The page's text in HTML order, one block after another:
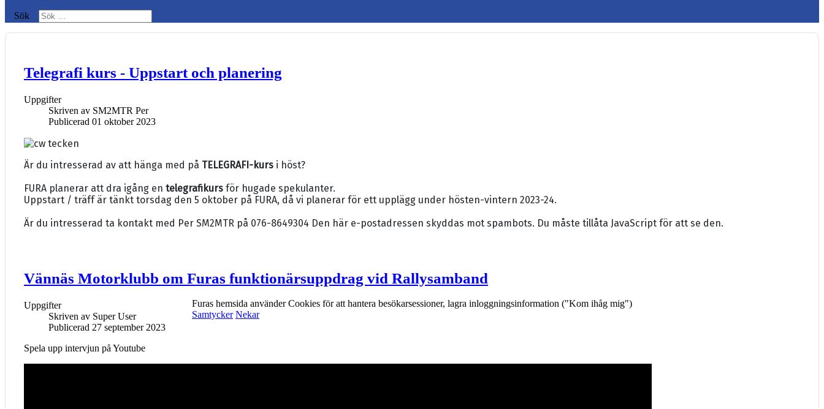
Sök
Telegrafi kurs - Uppstart och planering
Uppgifter
Skriven av SM2MTR Per
Publicerad 01 oktober 2023
Är du intresserad av att hänga med på TELEGRAFI-kurs i höst?
FURA planerar att dra igång en telegrafikurs för hugade spekulanter.
Uppstart / träff är tänkt torsdag den 5 oktober på FURA, då vi planerar för ett upplägg under hösten-vintern 2023-24.
Är du intresserad ta kontakt med Per SM2MTR på 076-8649304 Den här e-postadressen skyddas mot spambots. Du måste tillåta JavaScript för att se den.
Vännäs Motorklubb om Furas funktionärsuppdrag vid Rallysamband
Uppgifter
Skriven av Super User
Publicerad 27 september 2023
Spela upp intervjun på Youtube
Furas hemsida använder Cookies för att hantera besökarsessioner, lagra inloggningsinformation ("Kom ihåg mig")
Samtycker Nekar